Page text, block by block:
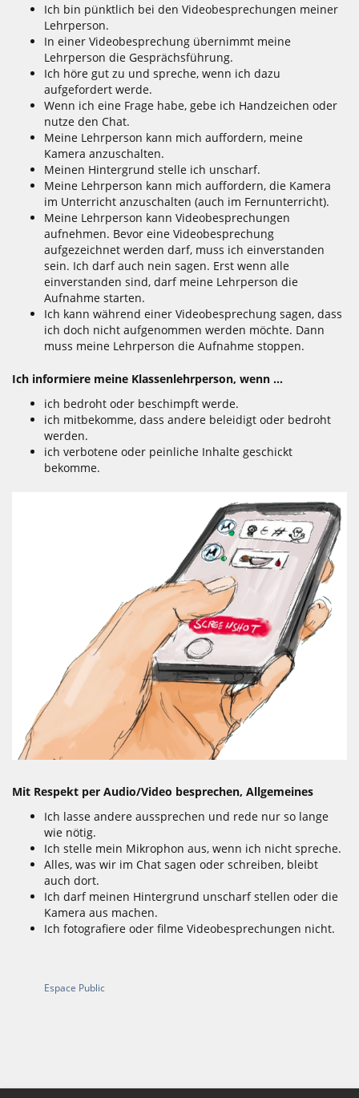
Ich bin pünktlich bei den Videobesprechungen meiner
Lehrperson.
In einer Videobesprechung übernimmt meine
Lehrperson die Gesprächsführung.
Ich höre gut zu und spreche, wenn ich dazu
aufgefordert werde.
Wenn ich eine Frage habe, gebe ich Handzeichen oder
nutze den Chat.
Meine Lehrperson kann mich auffordern, meine
Kamera anzuschalten.
Meinen Hintergrund stelle ich unscharf.
Meine Lehrperson kann mich auffordern, die Kamera
im Unterricht anzuschalten (auch im Fernunterricht).
Meine Lehrperson kann Videobesprechungen
aufnehmen. Bevor eine Videobesprechung
aufgezeichnet werden darf, muss ich einverstanden
sein. Ich darf auch nein sagen. Erst wenn alle
einverstanden sind, darf meine Lehrperson die
Aufnahme starten.
Ich kann während einer Videobesprechung sagen, dass
ich doch nicht aufgenommen werden möchte. Dann
muss meine Lehrperson die Aufnahme stoppen.
Ich informiere meine Klassenlehrperson, wenn ...
ich bedroht oder beschimpft werde.
ich mitbekomme, dass andere beleidigt oder bedroht
werden.
ich verbotene oder peinliche Inhalte geschickt
bekomme.
Mit Respekt per Audio/Video besprechen, Allgemeines
Ich lasse andere aussprechen und rede nur so lange
wie nötig.
Ich stelle mein Mikrophon aus, wenn ich nicht spreche.
Alles, was wir im Chat sagen oder schreiben, bleibt
auch dort.
Ich darf meinen Hintergrund unscharf stellen oder die
Kamera aus machen.
Ich fotografiere oder filme Videobesprechungen nicht.
Espace Public